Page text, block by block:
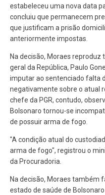
estabeleceu uma nova data
concluiu que permanecem
que justificam a prisão
anteriormente impostas.
Na decisão, Moraes
geral da República, Paulo
imputar ao sentenciado falta
negativamente sobre o atual
chefe da PGR, contudo,
Bolsonaro tornou-se
de possuir arma de fogo.
"A condição atual do
arma de fogo", registrou o
da Procuradoria.
Na decisão, Moraes também
estado de saúde de